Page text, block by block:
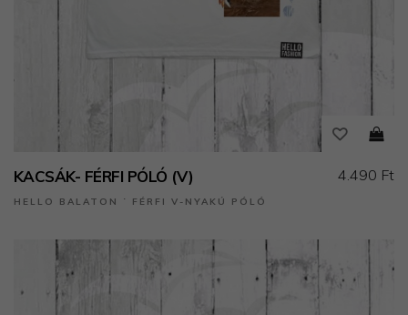
KACSÁK- FÉRFI PÓLÓ (V)
HELLO BALATON ˙ FÉRFI V-NYAKÚ PÓLÓ
4.490 Ft